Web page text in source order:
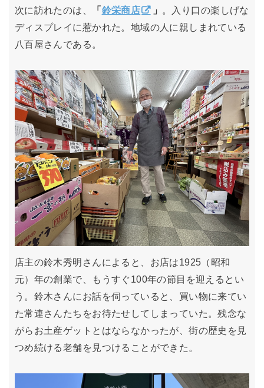
次に訪れたのは、 「鈴栄商店 」
。入り口の楽しげな
ディスプレイに惹かれた。地域の人に親しまれている
八百屋さんである。
店主の鈴木秀明さんによると、お店は1925（昭和
元）年の創業で、もうすぐ100年の節目を迎えるとい
う。鈴木さんにお話を伺っていると、買い物に来てい
た常連さんたちをお待たせしてしまっていた。残念な
がらお土産ゲットとはならなかったが、街の歴史を見
つめ続ける老舗を見つけることができた。